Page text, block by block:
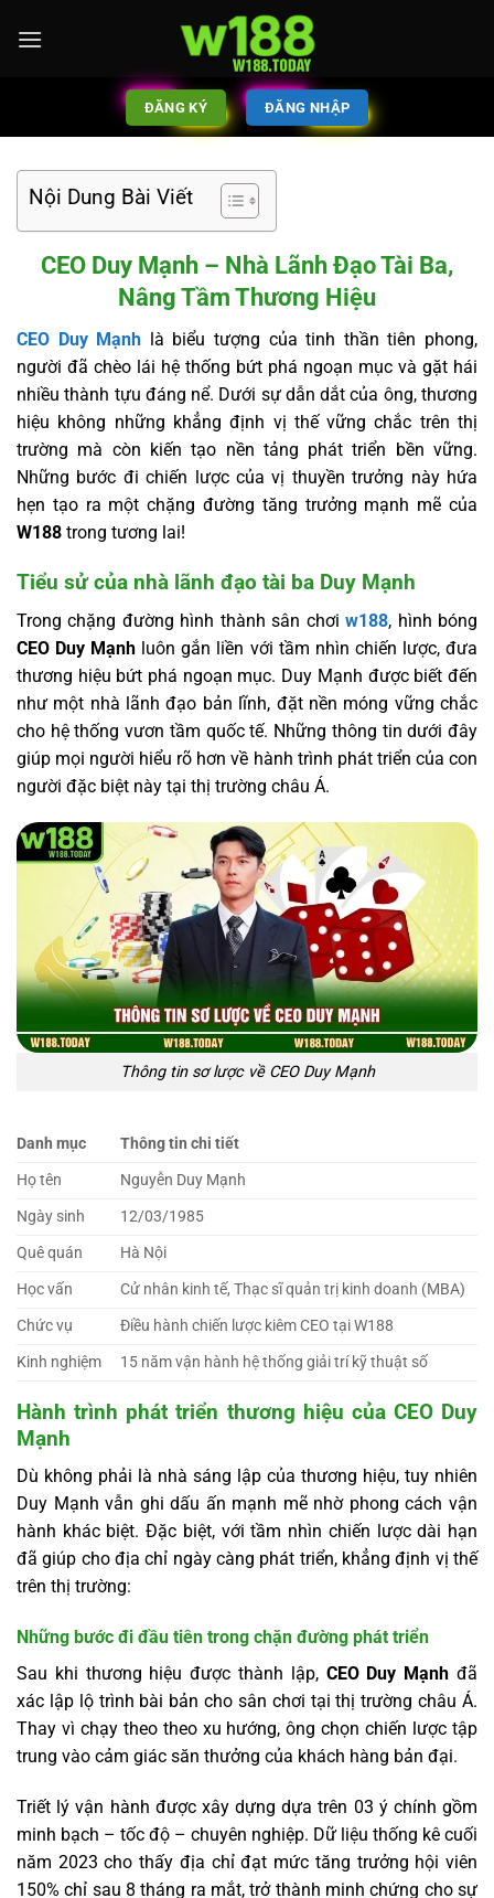
ĐĂNG KÝ ĐĂNG NHẬP
Nội Dung Bài Viết
CEO Duy Mạnh – Nhà Lãnh Đạo Tài Ba,
Nâng Tầm Thương Hiệu
CEO Duy Mạnh là biểu tượng của tinh thần tiên phong,
người đã chèo lái hệ thống bứt phá ngoạn mục và gặt hái
nhiều thành tựu đáng nể. Dưới sự dẫn dắt của ông, thương
hiệu không những khẳng định vị thế vững chắc trên thị
trường mà còn kiến tạo nền tảng phát triển bền vững.
Những bước đi chiến lược của vị thuyền trưởng này hứa
hẹn tạo ra một chặng đường tăng trưởng mạnh mẽ của
W188 trong tương lai!
Tiểu sử của nhà lãnh đạo tài ba Duy Mạnh
Trong chặng đường hình thành sân chơiw188, hình bóng
CEO Duy Mạnh luôn gắn liền với tầm nhìn chiến lược, đưa
thương hiệu bứt phá ngoạn mục. Duy Mạnh được biết đến
như một nhà lãnh đạo bản lĩnh, đặt nền móng vững chắc
cho hệ thống vươn tầm quốc tế. Những thông tin dưới đây
giúp mọi người hiểu rõ hơn về hành trình phát triển của con
người đặc biệt này tại thị trường châu Á.
Thông tin sơ lược về CEO Duy Mạnh
Danh mục
Thông tin chi tiết
Họ tên
Nguyễn Duy Mạnh
Ngày sinh
12/03/1985
Quê quán
Hà Nội
Học vấn
Cử nhân kinh tế, Thạc sĩ quản trị kinh doanh (MBA)
Chức vụ
Điều hành chiến lược kiêm CEO tại W188
Kinh nghiệm
15 năm vận hành hệ thống giải trí kỹ thuật số
Hành trình phát triển thương hiệu của CEO Duy
Mạnh
Dù không phải là nhà sáng lập của thương hiệu, tuy nhiên
Duy Mạnh vẫn ghi dấu ấn mạnh mẽ nhờ phong cách vận
hành khác biệt. Đặc biệt, với tầm nhìn chiến lược dài hạn
đã giúp cho địa chỉ ngày càng phát triển, khẳng định vị thế
trên thị trường:
Những bước đi đầu tiên trong chặn đường phát triển
Sau khi thương hiệu được thành lập, CEO Duy Mạnh đã
xác lập lộ trình bài bản cho sân chơi tại thị trường châu Á.
Thay vì chạy theo theo xu hướng, ông chọn chiến lược tập
trung vào cảm giác săn thưởng của khách hàng bản đại.
Triết lý vận hành được xây dựng dựa trên 03 ý chính gồm
minh bạch – tốc độ – chuyên nghiệp. Dữ liệu thống kê cuối
năm 2023 cho thấy địa chỉ đạt mức tăng trưởng hội viên
150% chỉ sau 8 tháng ra mắt, trở thành minh chứng cho sự